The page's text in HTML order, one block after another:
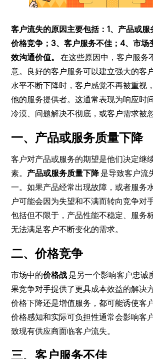
客户流失的原因主要包括：1、产品或服
价格竞争；3、客户服务不佳；4、市场
效沟通价值。
在这些原因中，客户服务
意。良好的客户服务可以建立强大的客
水平不断下降时，客户感觉不再被重视
他的服务提供者。这通常表现为响应时
冷漠、问题解决不彻底，或客户需求被
一、产品或服务质量下降
客户对产品或服务的期望是他们决定继
素。 产品或服务质量下降是导致客户流
一。如果产品经常出现故障，或者服务
户可能会因为失望和不满而转向竞争对
包括但不限于，产品性能不稳定、服务
无法满足客户不断变化的需求。
二、价格竞争
市场中的价格战 是另一个影响客户忠诚
果竞争对手提供了更具成本效益的解决
价格下降还是增值服务，都可能诱使客
价格感知和实际可负担性通常会影响客
致现有供应商面临客户流失。
三、客户服务不佳